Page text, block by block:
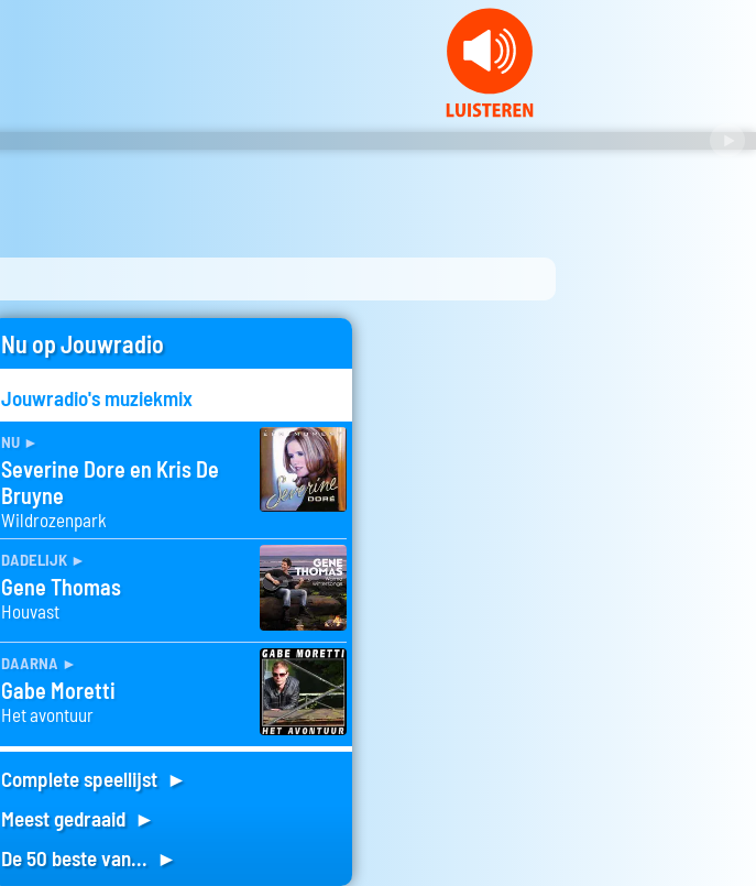
Nu op Jouwradio
Jouwradio's muziekmix
nu ►
Severine Dore en Kris De
Bruyne
Wildrozenpark
dadelijk ►
Gene Thomas
Houvast
daarna ►
Gabe Moretti
Het avontuur
Complete speellijst ►
Meest gedraaid ►
De 50 beste van... ►